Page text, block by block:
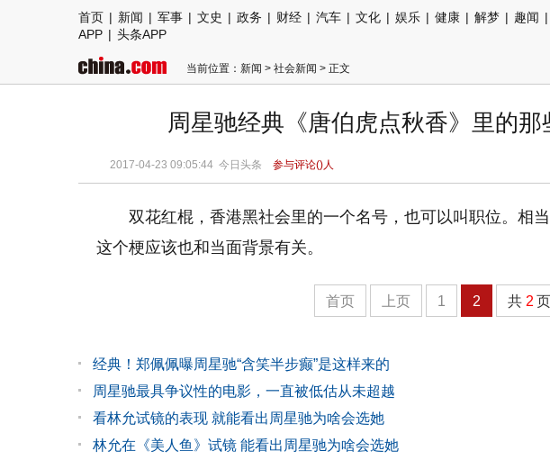
首页 | 新闻 | 军事 | 文史 | 政务 | 财经 | 汽车 | 文化 | 娱乐 | 健康 | 解梦 | 趣闻 |
APP | 头条APP
当前位置： 新闻 > 社会新闻 > 正文
周星驰经典《唐伯虎点秋香》里的那
2017-04-23 09:05:44 今日头条 参与评论()人
双花红棍，香港黑社会里的一个名号，也可以叫职位。相
这个梗应该也和当面背景有关。
首页 上页 1 2 共 2 页
经典！郑佩佩曝周星驰“含笑半步癫”是这样来的
周星驰最具争议性的电影，一直被低估从未超越
看林允试镜的表现 就能看出周星驰为啥会选她
林允在《美人鱼》试镜 能看出周星驰为啥会选她